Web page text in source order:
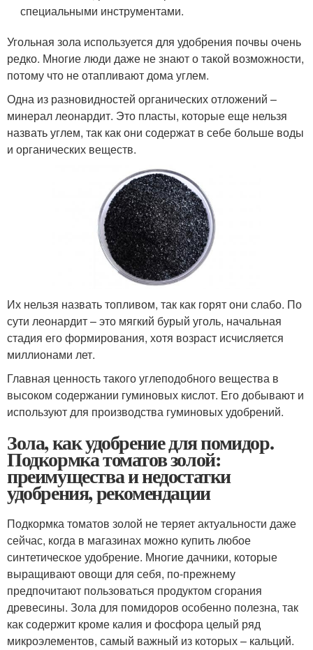
специальными инструментами.
Угольная зола используется для удобрения почвы очень
редко. Многие люди даже не знают о такой возможности,
потому что не отапливают дома углем.
Одна из разновидностей органических отложений –
минерал леонардит. Это пласты, которые еще нельзя
назвать углем, так как они содержат в себе больше воды
и органических веществ.
Их нельзя назвать топливом, так как горят они слабо. По
сути леонардит – это мягкий бурый уголь, начальная
стадия его формирования, хотя возраст исчисляется
миллионами лет.
Главная ценность такого углеподобного вещества в
высоком содержании гуминовых кислот. Его добывают и
используют для производства гуминовых удобрений.
Зола, как удобрение для помидор.
Подкормка томатов золой:
преимущества и недостатки
удобрения, рекомендации
Подкормка томатов золой не теряет актуальности даже
сейчас, когда в магазинах можно купить любое
синтетическое удобрение. Многие дачники, которые
выращивают овощи для себя, по-прежнему
предпочитают пользоваться продуктом сгорания
древесины. Зола для помидоров особенно полезна, так
как содержит кроме калия и фосфора целый ряд
микроэлементов, самый важный из которых – кальций.